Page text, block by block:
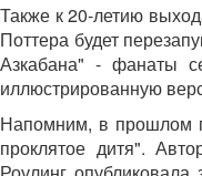
Также к 20-летию
Поттера будет
Азкабана" - фанаты
иллюстрированную
Напомним, в прошлом
проклятое дитя".